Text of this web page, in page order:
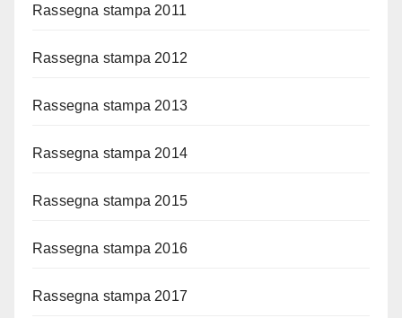
Rassegna stampa 2011
Rassegna stampa 2012
Rassegna stampa 2013
Rassegna stampa 2014
Rassegna stampa 2015
Rassegna stampa 2016
Rassegna stampa 2017